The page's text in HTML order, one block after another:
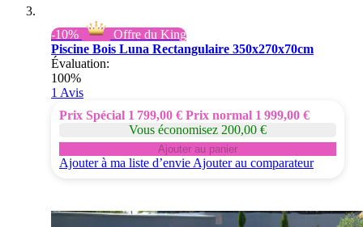
-10%
Offre du King
Piscine Bois Luna Rectangulaire 350x270x70cm
Évaluation:
100%
1 Avis
Prix Spécial 1 799,00 € Prix normal 1 999,00 €
Vous économisez 200,00 €
Ajouter au panier
Ajouter à ma liste d’envie Ajouter au comparateur